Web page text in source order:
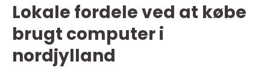
Lokale fordele ved at købe
brugt computer i
nordjylland